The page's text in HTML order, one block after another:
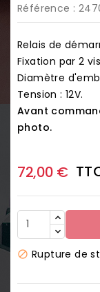
Référence :
Relais de
Fixation par 2
Diamètre
Tension : 12V.
Avant
photo.
72,00 €
 Rupture de